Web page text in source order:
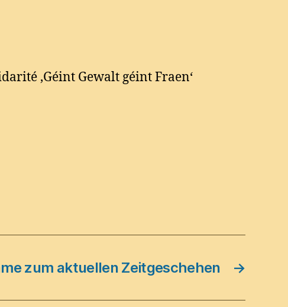
‚Géint Gewalt géint Fraen‘
→
zum aktuellen Zeitgeschehen